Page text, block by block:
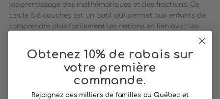
l'apprentissage des mathématiques et des fractions. Ce
cercle à 6 couches est un outil qui permet aux enfants de
comprendre plus facilement les notions en lien avec les
La manipulation et la reconstitution du casse-tête enforcit
les apprentissages de l'enfant. On peut également utiliser
le jeu pour aborder les couleurs et faire du tri.
Obtenez 10% de rabais sur
votre première
commande.
Rejoignez des milliers de familles du Québec et